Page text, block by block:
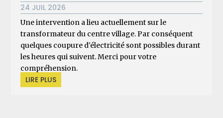
24 JUIL 2026
Une intervention a lieu actuellement sur le
transformateur du centre village. Par conséquent
quelques coupure d'électricité sont possibles durant
les heures qui suivent. Merci pour votre
compréhension.
LIRE PLUS